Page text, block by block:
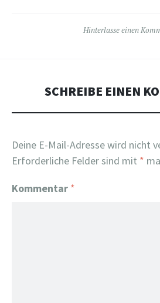
Hinterlasse einen
SCHREIBE EINEN
Deine E-Mail-Adresse wird nicht
Erforderliche Felder sind mit *
Kommentar *